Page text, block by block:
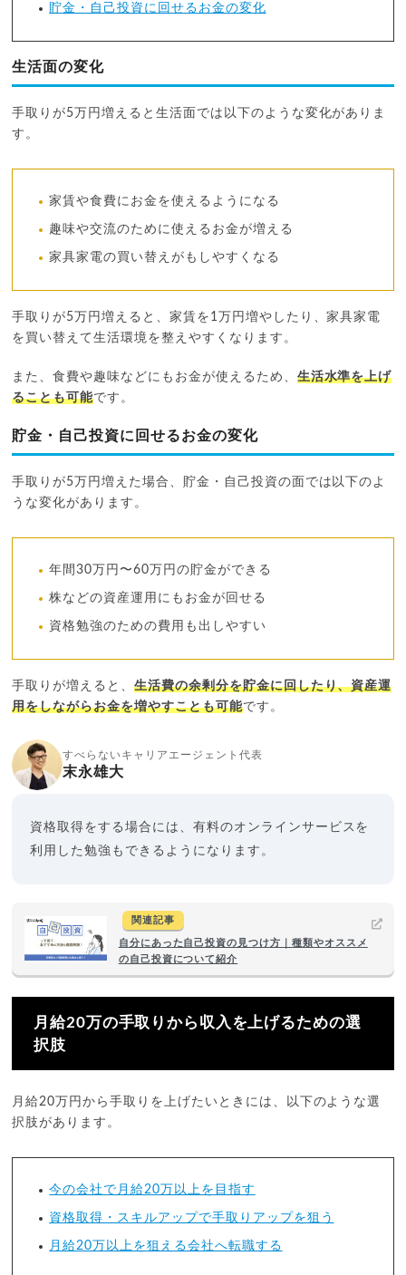
貯金・自己投資に回せるお金の変化
生活面の変化
手取りが5万円増えると生活面では以下のような変化がありま
す。
家賃や食費にお金を使えるようになる
趣味や交流のために使えるお金が増える
家具家電の買い替えがもしやすくなる
手取りが5万円増えると、家賃を1万円増やしたり、家具家電
を買い替えて生活環境を整えやすくなります。
また、食費や趣味などにもお金が使えるため、 生活水準を上げ
ることも可能です。
貯金・自己投資に回せるお金の変化
手取りが5万円増えた場合、貯金・自己投資の面では以下のよ
うな変化があります。
年間30万円〜60万円の貯金ができる
株などの資産運用にもお金が回せる
資格勉強のための費用も出しやすい
手取りが増えると、生活費の余剰分を貯金に回したり、資産運
用をしながらお金を増やすことも可能です。
すべらないキャリアエージェント代表
末永雄大
資格取得をする場合には、有料のオンラインサービスを
利用した勉強もできるようになります。
関連記事
自分にあった自己投資の見つけ方｜種類やオススメ
の自己投資について紹介
月給20万の手取りから収入を上げるための選
択肢
月給20万円から手取りを上げたいときには、以下のような選
択肢があります。
今の会社で月給20万以上を目指す
資格取得・スキルアップで手取りアップを狙う
月給20万以上を狙える会社へ転職する